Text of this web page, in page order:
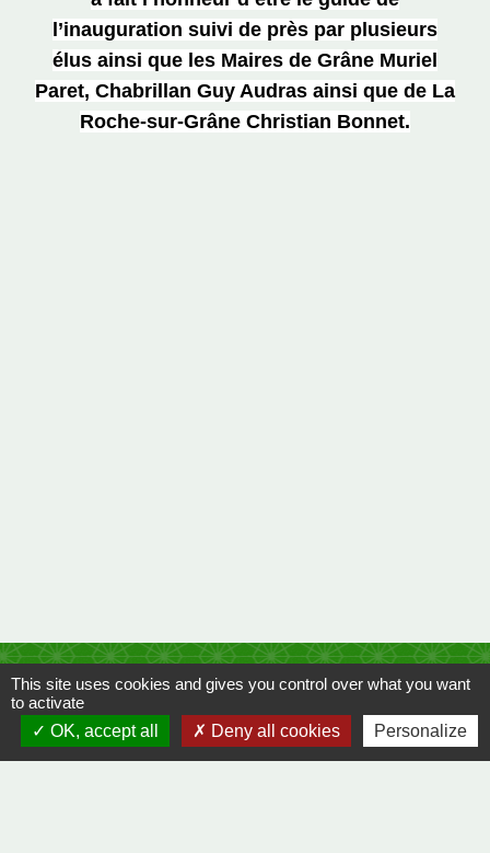
l’inauguration suivi de près par plusieurs
élus ainsi que les Maires de Grâne Muriel
Paret, Chabrillan Guy Audras ainsi que de La
Roche-sur-Grâne Christian Bonnet.
Contacts
Mairie de Grâne
1 Grande Rue
This site uses cookies and gives you control over what you want
to activate
OK, accept all
Deny all cookies Personalize